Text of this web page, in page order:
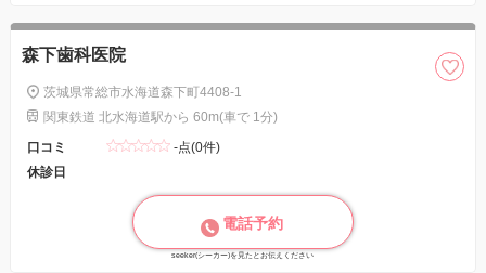
森下歯科医院
茨城県常総市水海道森下町4408-1
関東鉄道 北水海道駅から 60m(車で 1分)
口コミ
-点(0件)
休診日
電話予約
seeker(シーカー)を見たとお伝えください